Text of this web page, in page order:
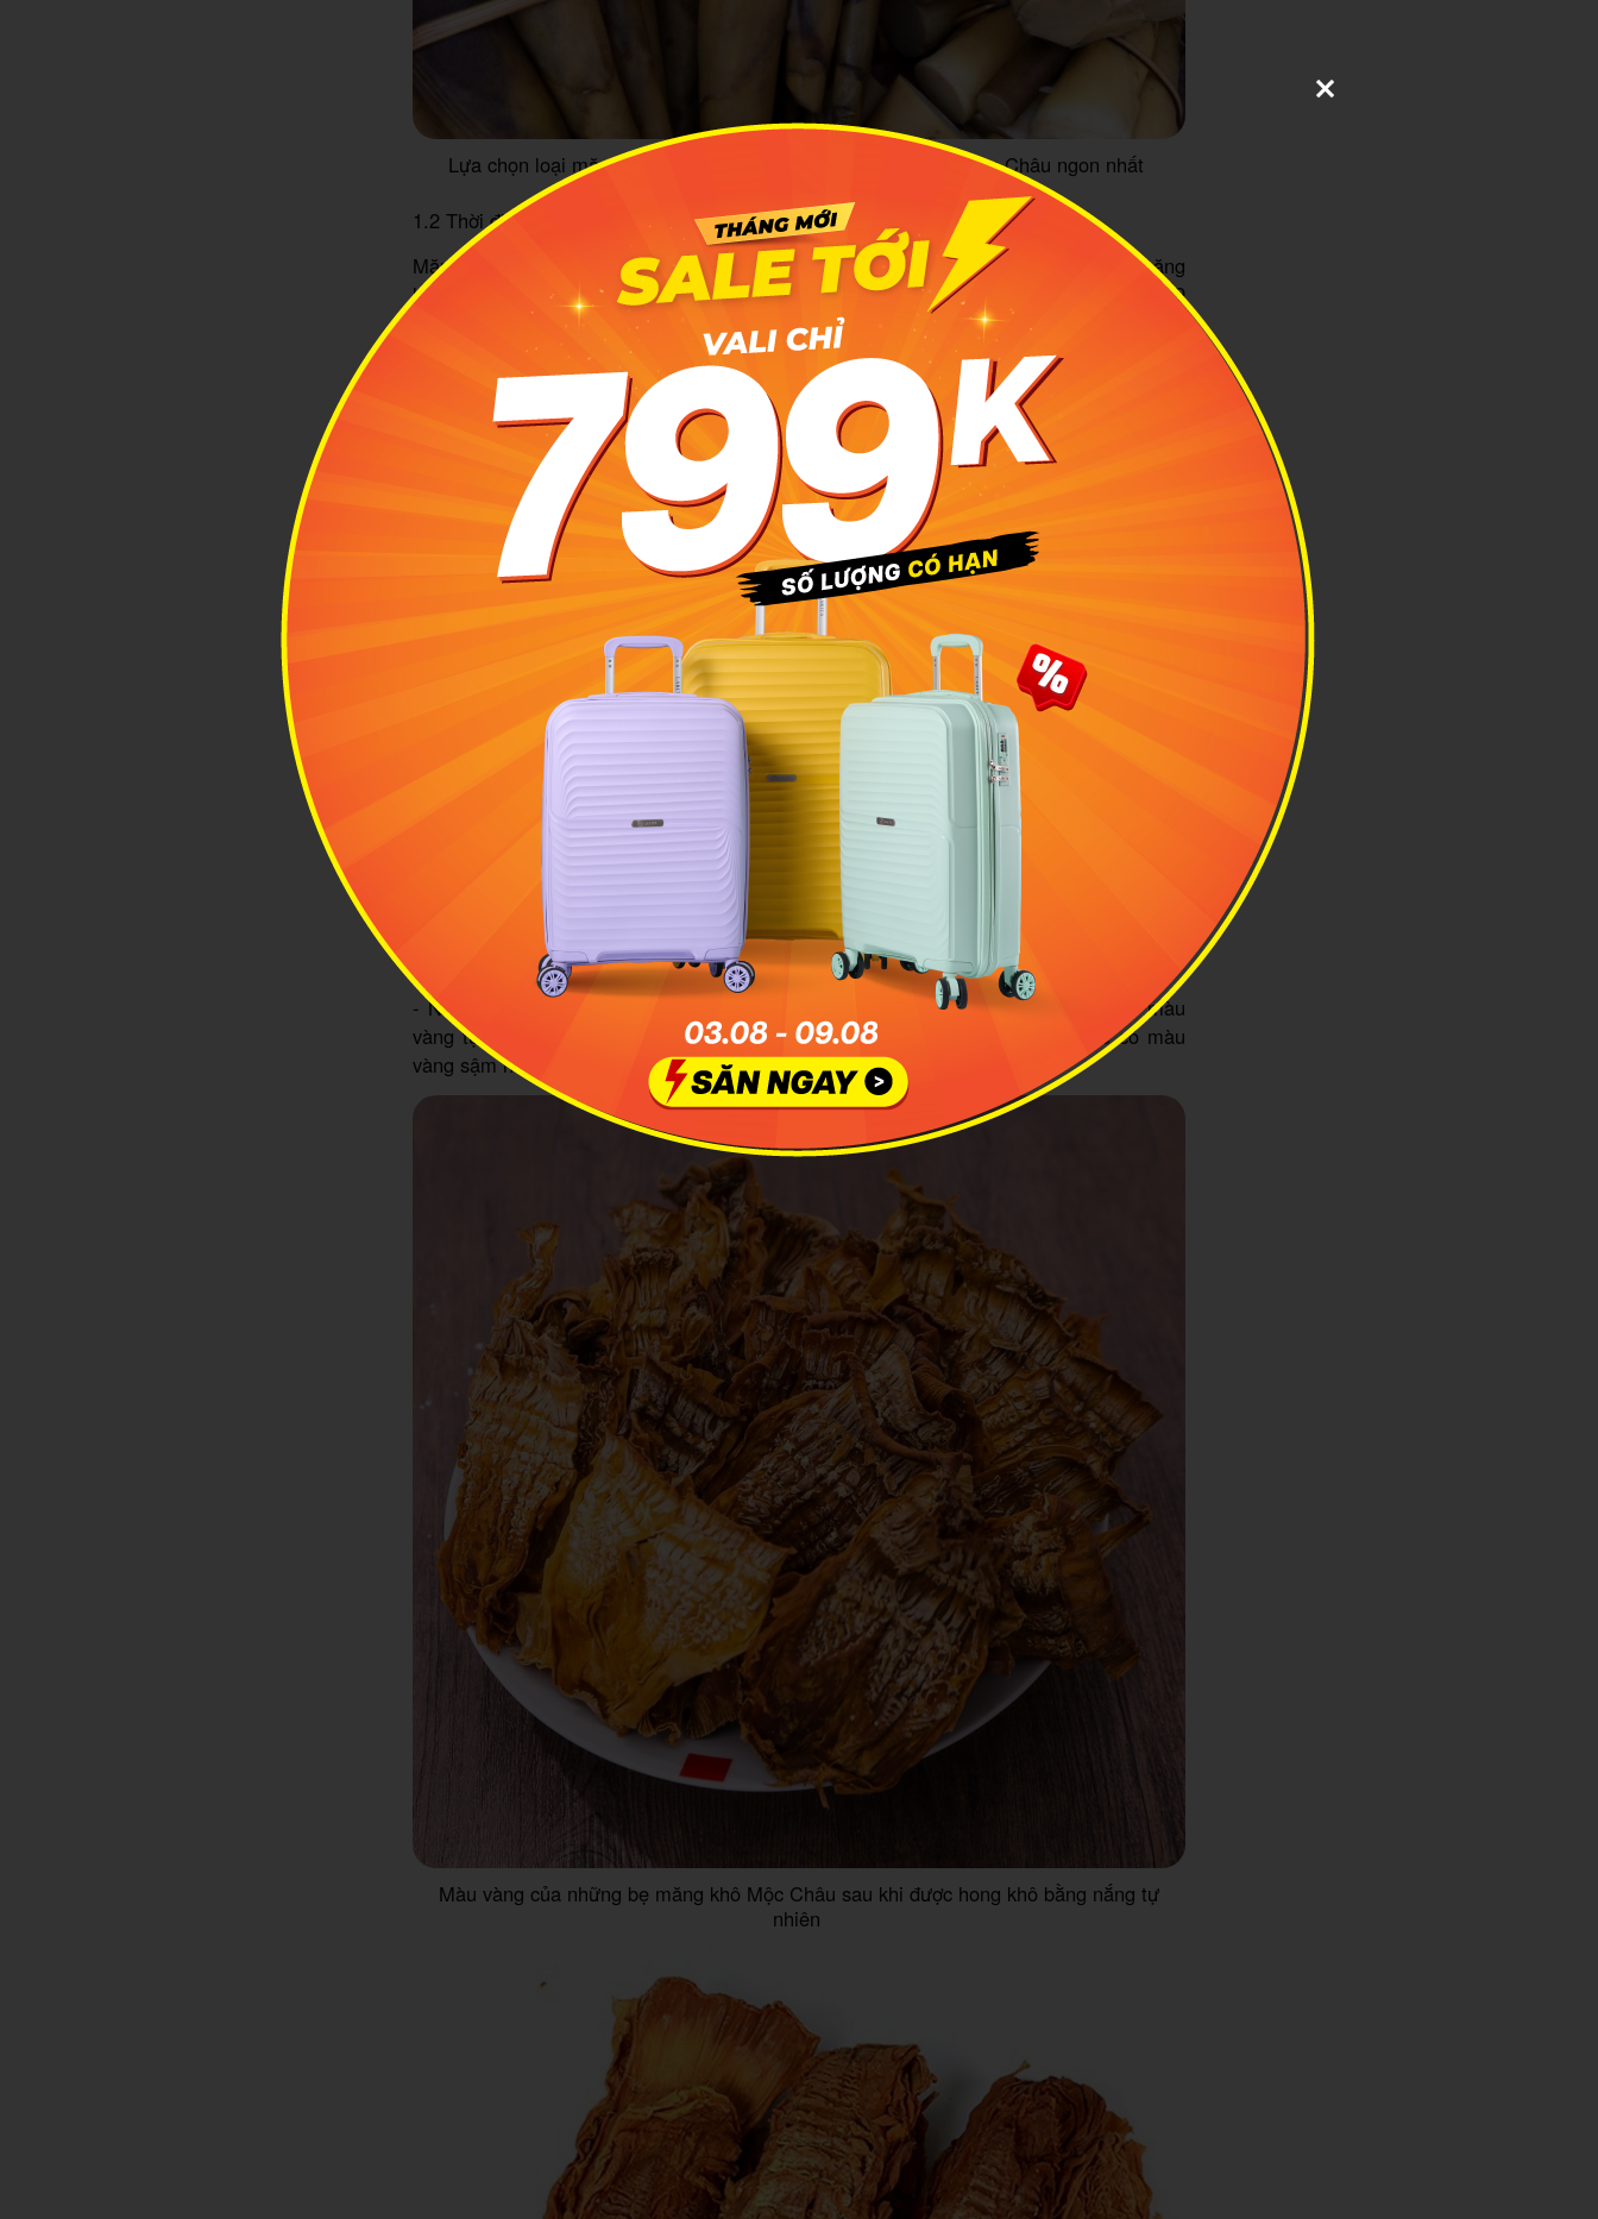
Lựa chọn loại măng đúng chuẩn sẽ làm ra được măng khô Mộc Châu ngon nhất
1.2 Thời điểm thích hợp để làm măng khô
Măng đã bắt đầu mọc từ tháng 3, thời điểm này chủ yếu là các loại măng đắng và măng
lay. Nhưng để làm măng khô thì bạn nên chọn vào mùa mưa từ tháng 5 đến tháng 9
dương lịch. Thu hoạch măng vào thời gian này, măng sẽ dày thịt, làm măng khô sẽ mềm
và ngọt hơn. Một điều lưu ý là măng lấy về là phải làm ngay, để lâu măng bị úng ăn sẽ
không ngon đâu bạn nhé.
Hướng dẫn cách làm măng khô Mộc Châu chuẩn
nhất
Để làm được măng khô Mộc Châu ngon, MIA.vn sẽ hướng dẫn bạn những bước dưới
- Chọn nguyên liệu làm măng khô thường là măng cây vầu, luồng, cây nứa. Người dân
Thái ở Sơn La lại làm măng khô từ cây măng tre rừng hay còn gọi là măng "hốc".
- Sau khi đào măng về, bóc vỏ, rửa sạch, cắt bỏ phần gốc già, tiếp đến cho vào nồi luộc
thật kỹ để bớt mùi hăng.
- Khi luộc chín, vớt măng ra để ráo nước rồi bắt đầu thái miếng. Măng củ thì được thái
đơn giản hơn, nhưng măng lá lại phải khéo léo hơn mới được miếng măng ngon, và đẹp
- Sau đó, đem măng đã được thái miếng phơi trực tiếp dưới ánh nắng mặt trời, nếu gặp
nắng to thì bạn phơi trung bình từ 3 đến 4 ngày là được.
- Dùng cót, mẹt đan tre để phơi măng bạn nhé, vừa sạch sẽ lại vừa đảm bảo vệ sinh.
Mỗi ngày bạn có thể lật miếng măng từ một đến 2 lần để măng nhanh khô hơn.
- Nếu không được nắng, bạn có thể cho lên gác bếp để hong khô. Măng khô có màu
vàng tự nhiên khi được phơi dưới nắng trực tiếp, măng hong trên gác bếp sẽ có màu
vàng sậm hơn.
Màu vàng của những bẹ măng khô Mộc Châu sau khi được hong khô bằng nắng tự
nhiên